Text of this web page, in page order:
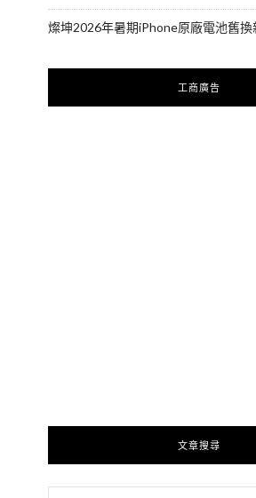
燦坤2026年暑期iPhone原廠電池舊換
工商廣告
文章搜尋